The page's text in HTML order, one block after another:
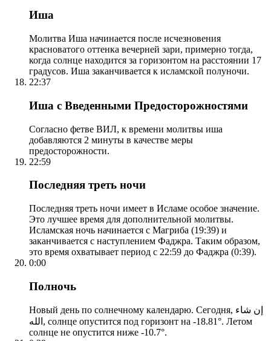
Иша
Молитва Иша начинается после исчезновения
красноватого оттенка вечерней зари, примерно тогда,
когда солнце находится за горизонтом на расстоянии 17
градусов. Иша заканчивается к исламской полуночи.
22:37
Иша с Введенными Предосторожностями
Согласно фетве ВИЛ, к времени молитвы иша
добавляются 2 минуты в качестве меры
предосторожности.
22:59
Последняя треть ночи
Последняя треть ночи имеет в Исламе особое значение.
Это лучшее время для дополнительной молитвы.
Исламская ночь начинается с Магриба (19:39) и
заканчивается с наступлением Фаджра. Таким образом,
это время охватывает период с 22:59 до Фаджра (0:39).
0:00
Полночь
Новый день по солнечному календарю. Сегодня, إن شاء
الله, солнце опустится под горизонт на -18.81°. Летом
солнце не опустится ниже -10.7°.